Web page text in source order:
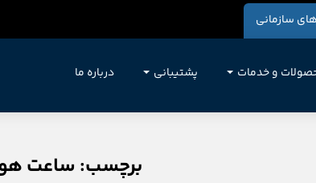
سازمانی
و خدمات پشتیبانی درباره ما
برچسب: ساعت